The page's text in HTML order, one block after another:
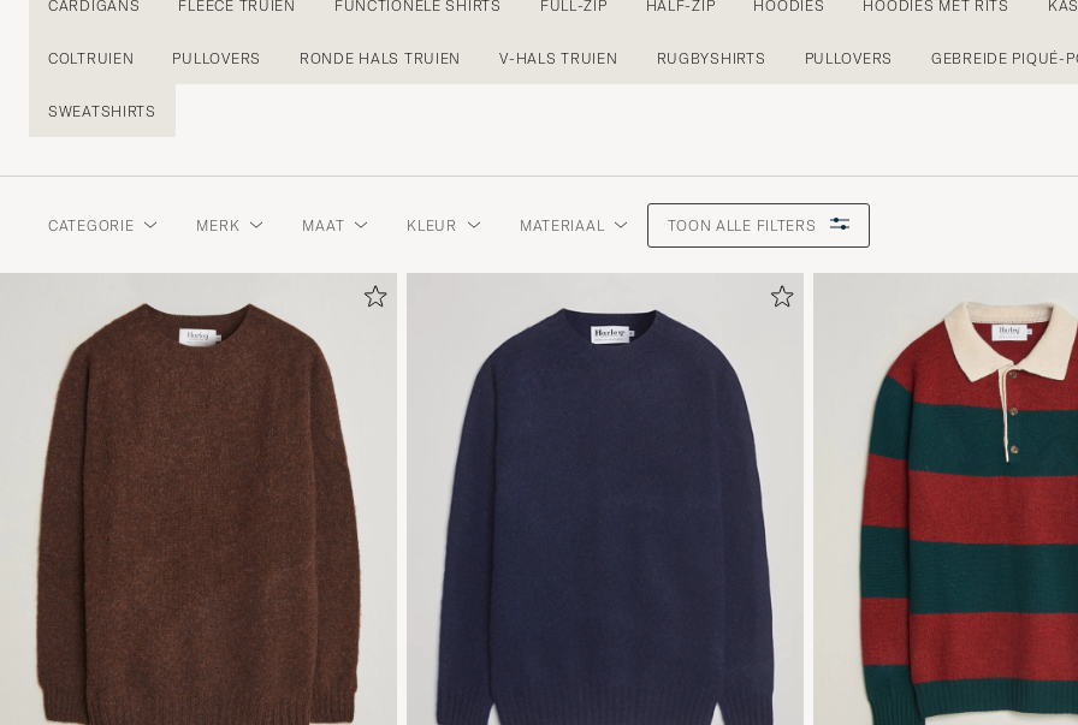
CARDIGANS FLEECE TRUIEN FUNCTIONELE SHIRTS FULL-ZIP HALF-ZIP HOODIES HOODIES MET RITS
COLTRUIEN PULLOVERS RONDE HALS TRUIEN V-HALS TRUIEN RUGBYSHIRTS PULLOVERS GEBREIDE PIQUÉ-
SWEATSHIRTS
CATEGORIE MERK MAAT KLEUR MATERIAAL TOON ALLE FILTERS